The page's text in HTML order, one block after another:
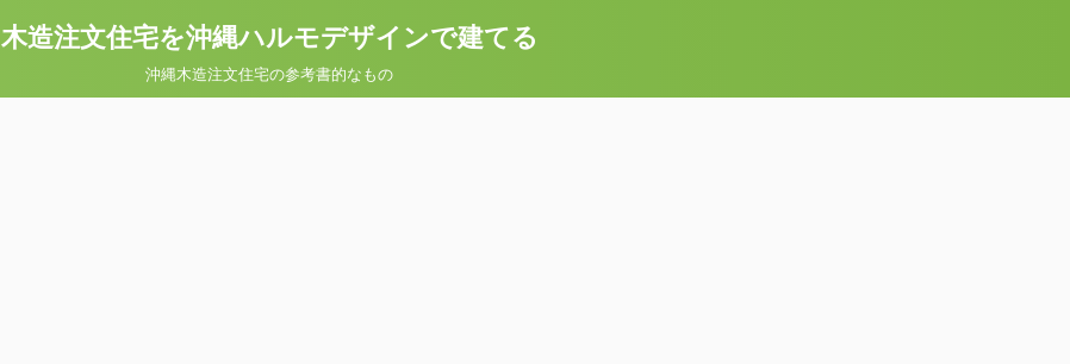
木造注文住宅を沖縄ハルモデザインで建てる
沖縄木造注文住宅の参考書的なもの